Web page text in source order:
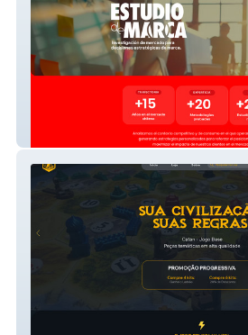
Estudio De Marca